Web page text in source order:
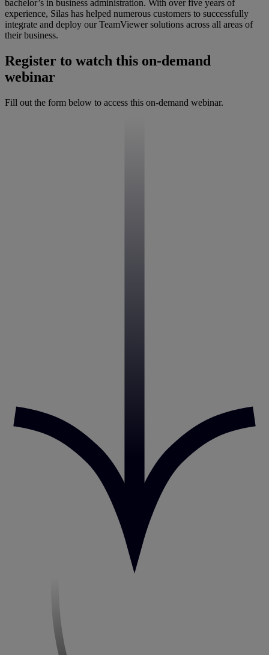
bachelor’s in business administration. With over five years of
experience, Silas has helped numerous customers to successfully
integrate and deploy our TeamViewer solutions across all areas of
their business.
Register to watch this on-demand
webinar
Fill out the form below to access this on-demand webinar.